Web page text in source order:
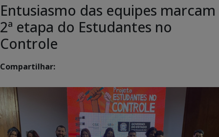
Entusiasmo das equipes marcam
2ª etapa do Estudantes no
Controle
Compartilhar: